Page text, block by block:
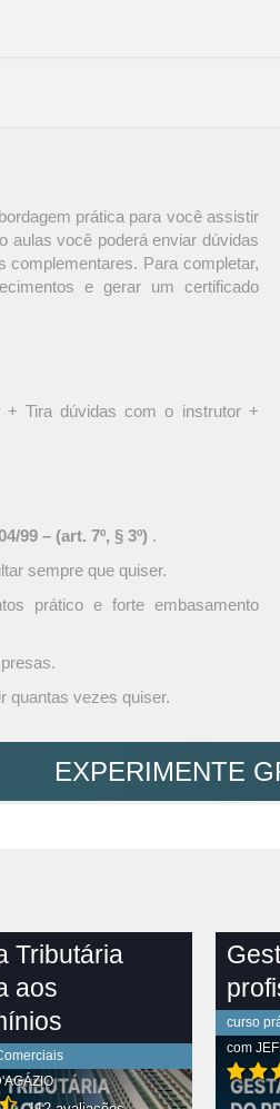
prática para você assistir
aulas você poderá enviar dúvidas
complementares. Para completar,
e gerar um certificado
Tira dúvidas com o instrutor +
99 – (art. 7º, § 3º) .
sempre que quiser.
prático e forte embasamento
quantas vezes quiser.
EXPERIMENTE
Tributária
aos
curso
com